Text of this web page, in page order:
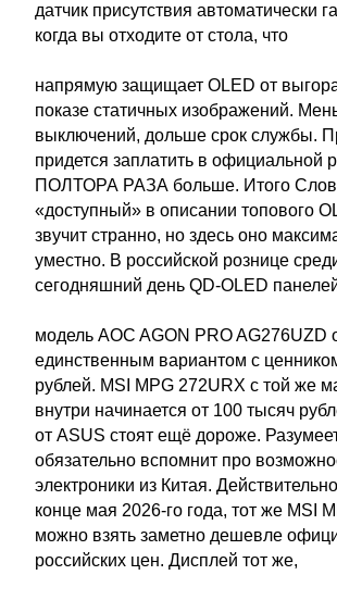
датчик присутствия автоматически
когда вы отходите от стола, что
напрямую защищает OLED от
показе статичных изображений.
выключений, дольше срок службы.
придется заплатить в официальной
ПОЛТОРА РАЗА больше. Итого
«доступный» в описании топового
звучит странно, но здесь оно
уместно. В российской рознице
сегодняшний день QD-OLED
модель AOC AGON PRO AG276UZD
единственным вариантом с
рублей. MSI MPG 272URX с той же
внутри начинается от 100 тысяч
от ASUS стоят ещё дороже.
обязательно вспомнит про
электроники из Китая.
конце мая 2026-го года, тот же MSI
можно взять заметно дешевле
российских цен. Дисплей тот же,